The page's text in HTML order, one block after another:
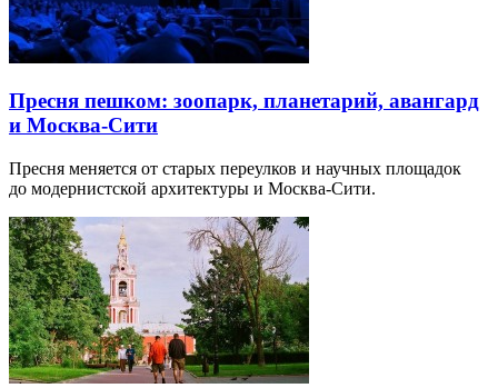
Пресня пешком: зоопарк, планетарий, авангард
и Москва-Сити
Пресня меняется от старых переулков и научных площадок
до модернистской архитектуры и Москва-Сити.